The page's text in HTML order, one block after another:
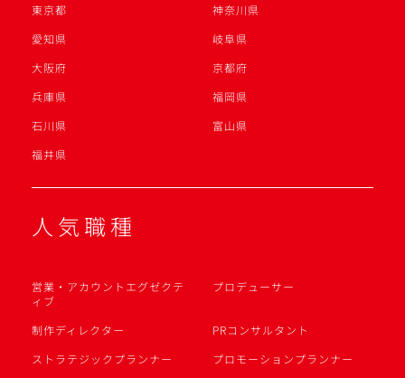
東京都
神奈川県
愛知県
岐阜県
大阪府
京都府
兵庫県
福岡県
石川県
富山県
福井県
人気職種
営業・アカウントエグゼクテ
ィブ
プロデューサー
制作ディレクター
PRコンサルタント
ストラテジックプランナー
プロモーションプランナー